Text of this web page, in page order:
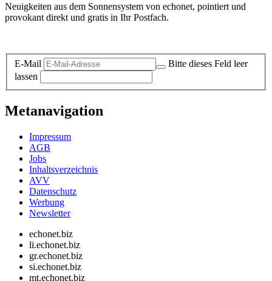
Neuigkeiten aus dem Sonnensystem von echonet, pointiert und
provokant direkt und gratis in Ihr Postfach.
E-Mail
Bitte dieses Feld leer
lassen
Metanavigation
Impressum
AGB
Jobs
Inhaltsverzeichnis
AVV
Datenschutz
Werbung
Newsletter
echonet.biz
li.echonet.biz
gr.echonet.biz
si.echonet.biz
mt.echonet.biz